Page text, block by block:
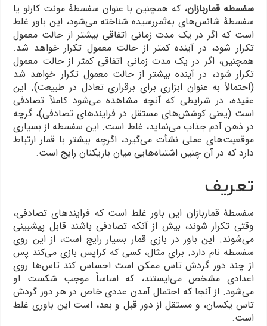
سفسطه قماربازان، که همچنین با عنوان سفسطۀ مونت کارلو یا
سفسطۀ شانس‌های به‌ثمررسیده شناخته می‌شود، این باور غلط
است که اگر در یک مدت زمانی اتفاقی بیشتر از حالت معمول
تکرار شود، در آینده کمتر از حالت معمول تکرار خواهد شد.
همچنین، اگر در یک مدت زمانی اتفاقی کمتر از حالت معمول
تکرار شود، در آینده بیشتر از حالت معمول تکرار خواهد شد
(احتمالاً به عنوان ابزاری برای برقراری تعادل در طبیعت). این
عقیده، در شرایطی که آنچه مشاهده می‌شود کاملاً تصادفی
است (یعنی کوشش‌های مستقل در فرایندهای تصادفی)، گرچه
در ذهن آدم جذاب می‌نماید، غلط است. این سفسطه از بسیاری
موقعیت‌های عملی نشأت می‌گیرد، اگرچه بیشتر با قمار ارتباط
دارد که در آن چنین اشتباه‌هایی میان بازیکنان رایج است.
تعریف
سفسطۀ قماربازان این باور غلط است که فرایندهای تصادفی،
وقتی تکرار شوند، بیش از آنکه تصادفی باشند قابل پیشبینی
می‌شوند. این باور در بازی قمار بسیار رایج است، از این روی
سفسطه نام دارد. برای مثال، کسی که کراپس بازی می‌کند پس
از چند دور گردش تاس ممکن است احساس کند تاس‌ها روی
اعدادی مشخص می‌ایستند، که اساساً موجب شکست او
می‌شود. از آنجا که احتمال آمدن عددی خاص در هر دور گردش
تاس یکسان، و مستقل از دور قبل و بعد، است این باوری غلط
است.